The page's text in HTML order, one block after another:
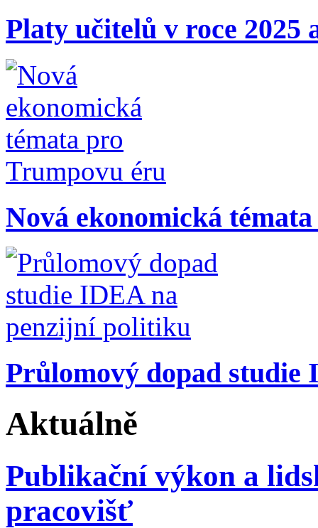
Platy učitelů v roce 2025
Nová ekonomická
Průlomový dopad
Aktuálně
Publikační výkon a
pracovišť